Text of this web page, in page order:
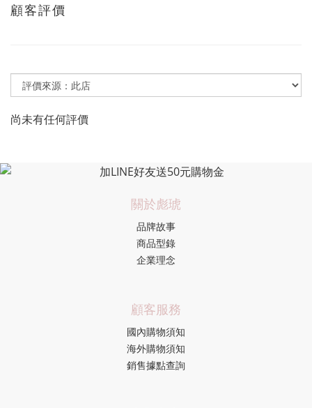
顧客評價
尚未有任何評價
關於彪琥
品牌故事
商品型錄
企業理念
顧客服務
國內購物須知
海外購物須知
銷售據點查詢